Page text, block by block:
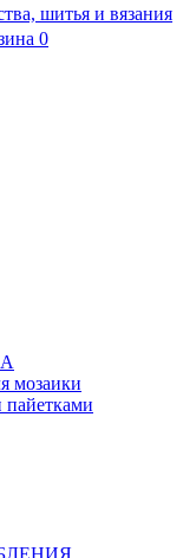
0
мозаики